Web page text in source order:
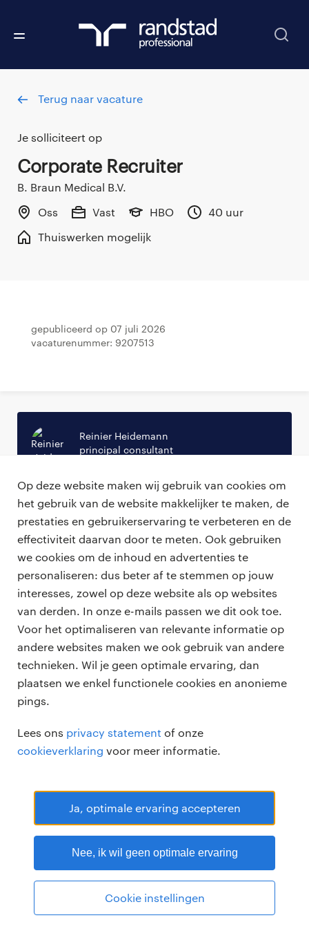
Op deze website maken wij gebruik van cookies om
het gebruik van de website makkelijker te maken, de
prestaties en gebruikerservaring te verbeteren en de
effectiviteit daarvan door te meten. Ook gebruiken
we cookies om de inhoud en advertenties te
personaliseren: dus beter af te stemmen op jouw
interesses, zowel op deze website als op websites
van derden. In onze e-mails passen we dit ook toe.
Voor het optimaliseren van relevante informatie op
andere websites maken we ook gebruik van andere
technieken. Wil je geen optimale ervaring, dan
plaatsen we enkel functionele cookies en anonieme
pings.
Lees ons privacy statement of onze
cookieverklaring voor meer informatie.
Ja, optimale ervaring accepteren
Nee, ik wil geen optimale ervaring
Cookie instellingen
Terug naar vacature
Je solliciteert op
Corporate Recruiter
B. Braun Medical B.V.
Oss
Vast HBO
40 uur
Thuiswerken mogelijk
Gepubliceerd op 07 juli 2026
Vacaturenummer: 9207513
Reinier Heidemann
principal consultant
reinier.heidemann@randstadprofessional.nl
06-21517659
professionals
vacatures
zzp-opdrachten
careers for expats
voor opdrachtgevers
vacature plaatsen
over ons
werken bij Randstad
onze kantoren
RANDSTAD PROFESSIONAL is een geregistreerd handelsmerk van
Randstad N.V.
Cookies Disclaimer